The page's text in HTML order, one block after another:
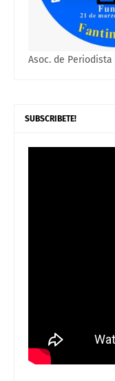
Asoc. de
SUBSCRIBETE!